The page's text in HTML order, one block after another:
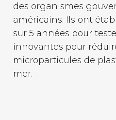
des organismes
américains. Ils ont
sur 5 années pour
innovantes pour
microparticules de
mer.